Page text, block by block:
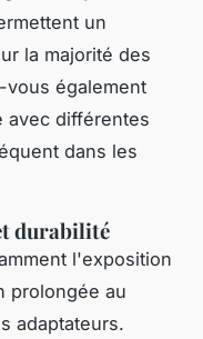
un
la majorité des
également
avec différentes
dans les
durabilité
l'exposition
prolongée au
adaptateurs.